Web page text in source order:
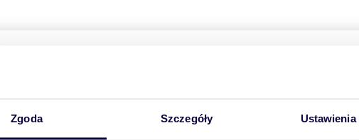
Zgoda Szczegóły Ustawienia
remontowych